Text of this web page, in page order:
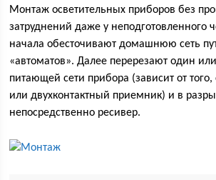
Монтаж осветительных приборов без
затруднений даже у неподготовленного
начала обесточивают домашнюю сеть
«автоматов». Далее перерезают один
питающей сети прибора (зависит от
или двухконтактный приемник) и в
непосредственно ресивер.